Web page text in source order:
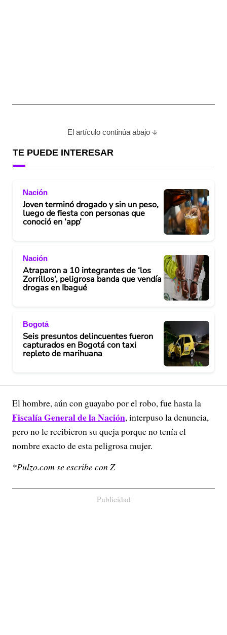
El artículo continúa abajo
TE PUEDE INTERESAR
Nación
Joven terminó drogado y sin un peso,
luego de fiesta con personas que
conoció en ‘app’
Nación
Atraparon a 10 integrantes de ‘los
Zorrillos’, peligrosa banda que vendía
drogas en Ibagué
Bogotá
Seis presuntos delincuentes fueron
capturados en Bogotá con taxi
repleto de marihuana
El hombre, aún con guayabo por el robo, fue hasta la
Fiscalía General de la Nación, interpuso la denuncia,
pero no le recibieron su queja porque no tenía el
nombre exacto de esta peligrosa mujer.
*Pulzo.com se escribe con Z
Publicidad